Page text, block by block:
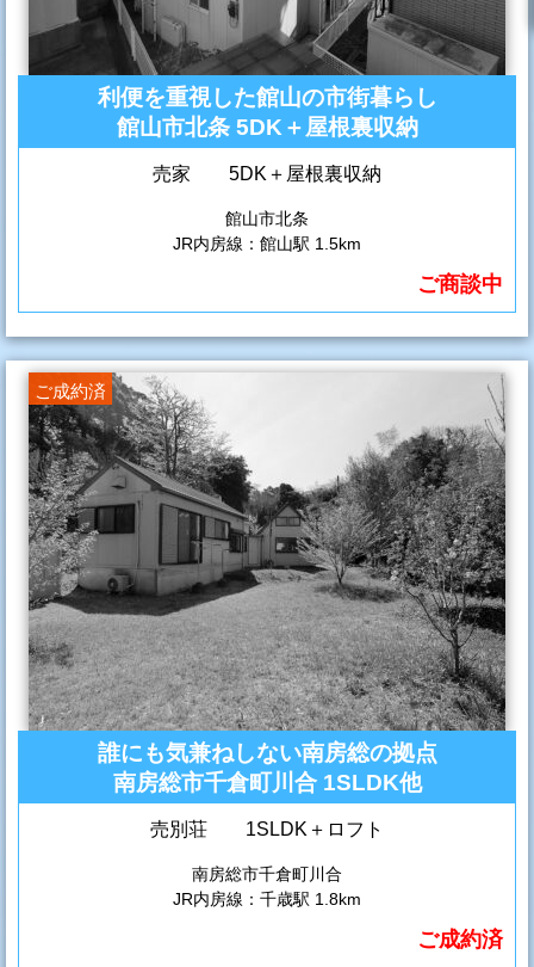
利便を重視した館山の市街暮らし
館山市北条 5DK＋屋根裏収納
売家 5DK＋屋根裏収納
館山市北条
JR内房線：館山駅 1.5km
ご商談中
ご成約済
誰にも気兼ねしない南房総の拠点
南房総市千倉町川合 1SLDK他
売別荘 1SLDK＋ロフト
南房総市千倉町川合
JR内房線：千歳駅 1.8km
ご成約済